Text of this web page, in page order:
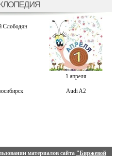
Слободян
1 апреля
Audi A2
материалов сайта "Биржевой